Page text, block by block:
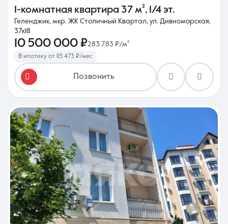
1-комнатная квартира 37 м², 1/4 эт.
Геленджик, мкр. ЖК Столичный Квартал, ул. Дивноморская,
37к18
10 500 000 ₽283 783 ₽/м²
В ипотеку от 115 473 ₽/мес
Позвонить